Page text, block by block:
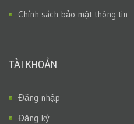
Chính sách bảo mật thông tin
TÀI KHOẢN
Đăng nhập
Đăng ký